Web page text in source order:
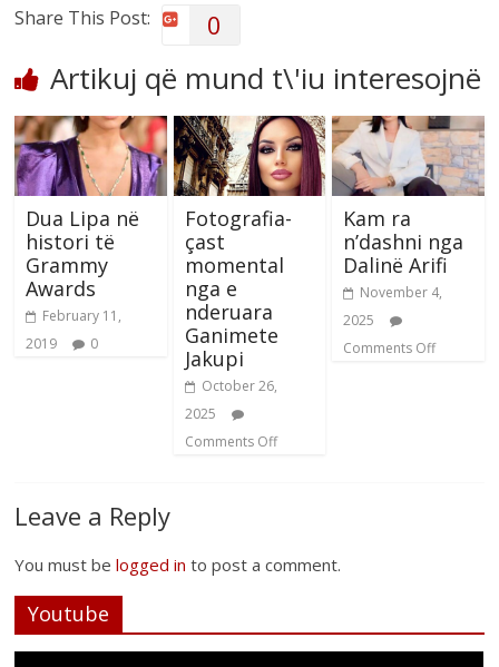
Share This Post: 0
Artikuj që mund t\'iu interesojnë
Dua Lipa në
histori të
Grammy
Awards
February 11,
2019
0
Fotografia-
çast
momental
nga e
nderuara
Ganimete
Jakupi
October 26,
2025
Comments Off
Kam ra
n’dashni nga
Dalinë Arifi
November 4,
2025
Comments Off
Leave a Reply
You must belogged in to post a comment.
Youtube